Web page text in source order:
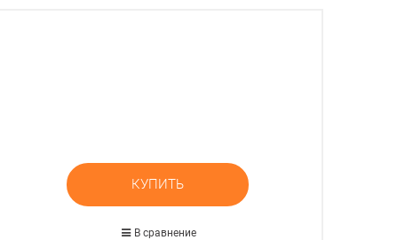
КУПИТЬ
В сравнение